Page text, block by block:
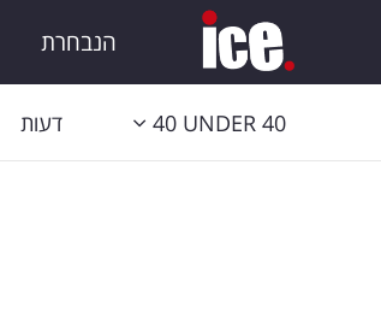
הנבחרת
40 UNDER 40 דעות